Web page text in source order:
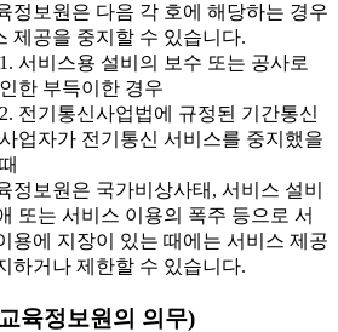
정보원은 다음 각 호에 해당하는 경우
제공을 중지할 수 있습니다.
1. 서비스용 설비의 보수 또는 공사로
인한 부득이한 경우
2. 전기통신사업법에 규정된 기간통신
사업자가 전기통신 서비스를 중지했을
때
정보원은 국가비상사태, 서비스 설비
또는 서비스 이용의 폭주 등으로 서
용에 지장이 있는 때에는 서비스 제공
하거나 제한할 수 있습니다.
육정보원의 의무)